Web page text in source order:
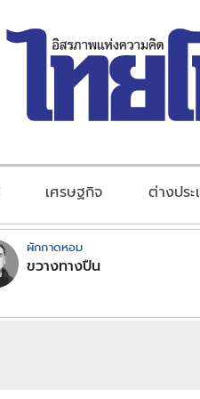
เศรษฐกิจ ต่างประ
ผักกาดหอม
ขวางทางปืน